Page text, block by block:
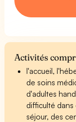
Activités
l'accueil,
de soins
d'adultes
difficulté
séjour, des